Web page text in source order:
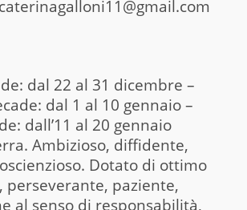
dal 22 al 31 dicembre –
dal 1 al 10 gennaio –
dall’11 al 20 gennaio
Ambizioso, diffidente,
Dotato di ottimo
perseverante, paziente,
al senso di responsabilità,